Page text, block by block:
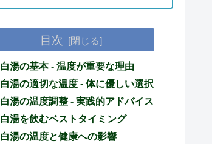
目次
白湯の基本 - 温度が重要な理由
白湯の適切な温度 - 体に優しい選択
白湯の温度調整 - 実践的アドバイス
白湯を飲むベストタイミング
白湯の温度と健康への影響